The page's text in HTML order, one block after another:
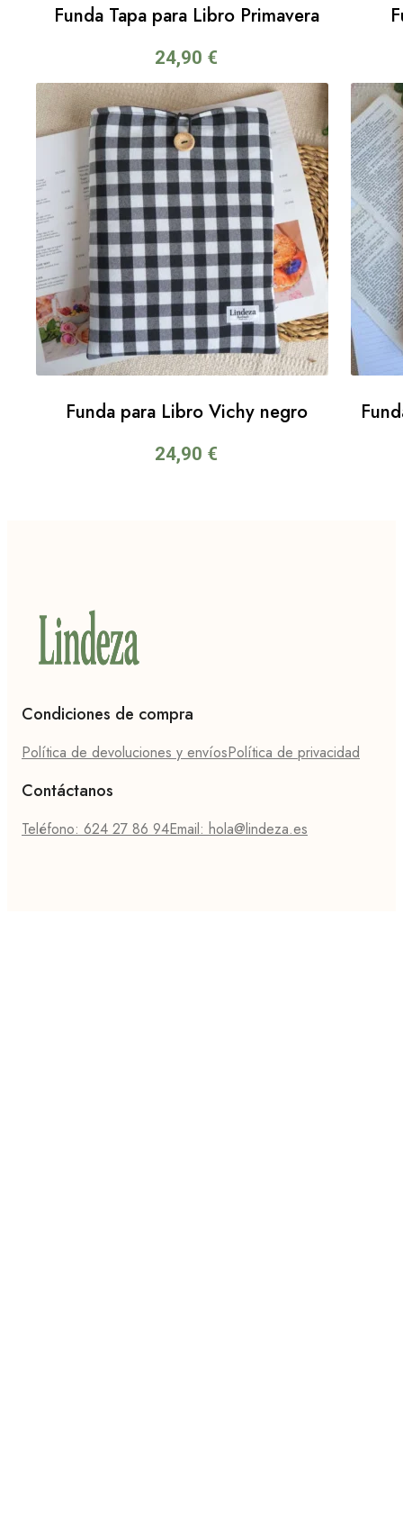
Funda Tapa para Libro Primavera
24,90 €
Funda para Libro Vichy negro
24,90 €
Condiciones de compra
Política de devoluciones y envíosPolítica de privacidad
Contáctanos
Teléfono: 624 27 86 94Email: hola@lindeza.es